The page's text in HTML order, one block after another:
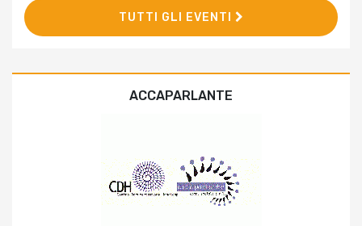
TUTTI GLI EVENTI
ACCAPARLANTE